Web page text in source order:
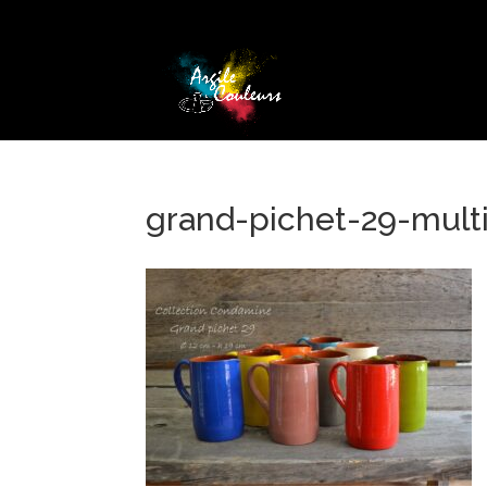
grand-pichet-29-multi